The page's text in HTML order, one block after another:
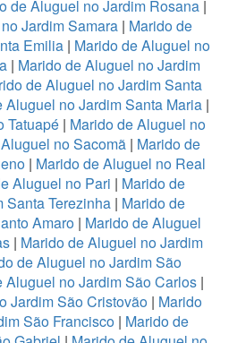
de Aluguel no Jardim Rosana |
Jardim Samara| Marido de
Emilia | Marido de Aluguel no
| Marido de Aluguel no Jardim
de Aluguel no Jardim Santa
Aluguel no Jardim Santa Maria |
Tatuapé| Marido de Aluguel no
no Sacomã | Marido de
| Marido de Aluguel no Real
Aluguel no Pari | Marido de
Santa Terezinha | Marido de
Amaro | Marido de Aluguel
| Marido de Aluguel no Jardim
de Aluguel no Jardim São
Aluguel no Jardim São Carlos |
Jardim São Cristovão | Marido
São Francisco | Marido de